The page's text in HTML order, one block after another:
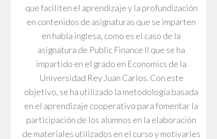
que faciliten el aprendizaje y la profundización
en contenidos de asignaturas que se imparten
en habla inglesa, como es el caso de la
asignatura de Public Finance II que se ha
impartido en el grado en Economics de la
Universidad Rey Juan Carlos. Con este
objetivo, se ha utilizado la metodología basada
en el aprendizaje cooperativo para fomentar la
participación de los alumnos en la elaboración
de materiales utilizados en el curso y motivarles